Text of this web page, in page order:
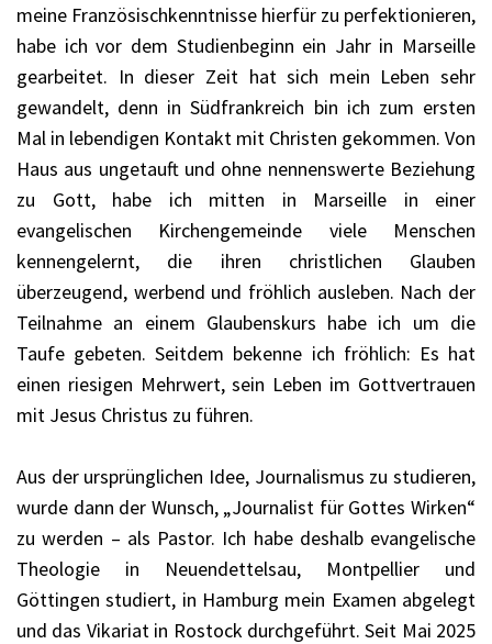
meine Französischkenntnisse hierfür zu perfektionieren,
habe ich vor dem Studienbeginn ein Jahr in Marseille
gearbeitet. In dieser Zeit hat sich mein Leben sehr
gewandelt, denn in Südfrankreich bin ich zum ersten
Mal in lebendigen Kontakt mit Christen gekommen. Von
Haus aus ungetauft und ohne nennenswerte Beziehung
zu Gott, habe ich mitten in Marseille in einer
evangelischen Kirchengemeinde viele Menschen
kennengelernt, die ihren christlichen Glauben
überzeugend, werbend und fröhlich ausleben. Nach der
Teilnahme an einem Glaubenskurs habe ich um die
Taufe gebeten. Seitdem bekenne ich fröhlich: Es hat
einen riesigen Mehrwert, sein Leben im Gottvertrauen
mit Jesus Christus zu führen.
Aus der ursprünglichen Idee, Journalismus zu studieren,
wurde dann der Wunsch, „Journalist für Gottes Wirken“
zu werden – als Pastor. Ich habe deshalb evangelische
Theologie in Neuendettelsau, Montpellier und
Göttingen studiert, in Hamburg mein Examen abgelegt
und das Vikariat in Rostock durchgeführt. Seit Mai 2025